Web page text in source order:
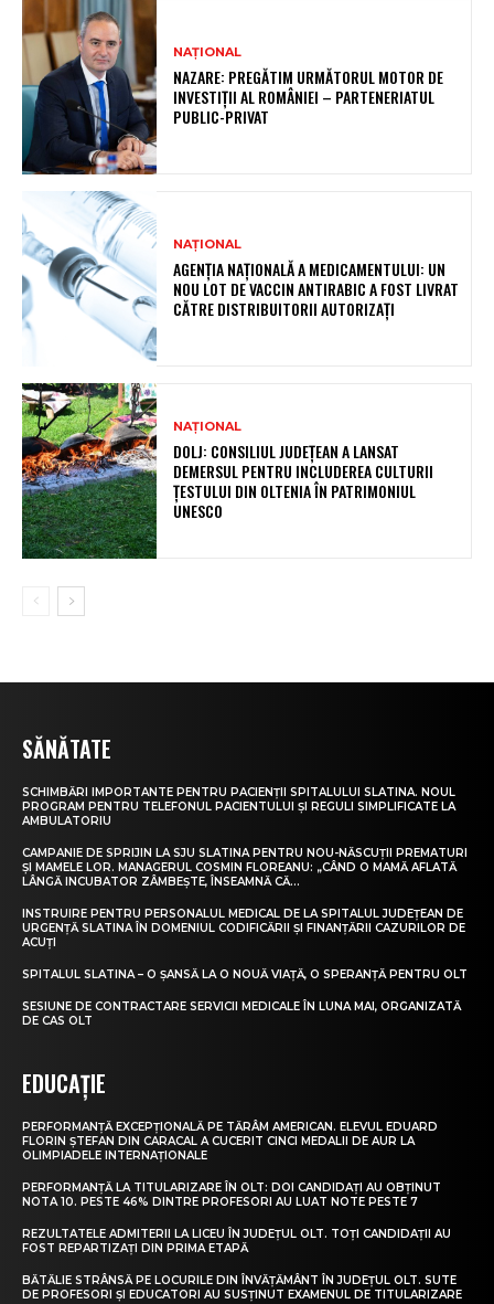
NAȚIONAL
NAZARE: PREGĂTIM URMĂTORUL MOTOR DE
INVESTIȚII AL ROMÂNIEI – PARTENERIATUL
PUBLIC-PRIVAT
NAȚIONAL
AGENȚIA NAȚIONALĂ A MEDICAMENTULUI: UN
NOU LOT DE VACCIN ANTIRABIC A FOST LIVRAT
CĂTRE DISTRIBUITORII AUTORIZAȚI
NAȚIONAL
DOLJ: CONSILIUL JUDEȚEAN A LANSAT
DEMERSUL PENTRU INCLUDEREA CULTURII
ȚESTULUI DIN OLTENIA ÎN PATRIMONIUL
UNESCO
SĂNĂTATE
SCHIMBĂRI IMPORTANTE PENTRU PACIENȚII SPITALULUI SLATINA. NOUL
PROGRAM PENTRU TELEFONUL PACIENTULUI ȘI REGULI SIMPLIFICATE LA
AMBULATORIU
CAMPANIE DE SPRIJIN LA SJU SLATINA PENTRU NOU-NĂSCUȚII PREMATURI
ȘI MAMELE LOR. MANAGERUL COSMIN FLOREANU: „CÂND O MAMĂ AFLATĂ
LÂNGĂ INCUBATOR ZÂMBEȘTE, ÎNSEAMNĂ CĂ...
INSTRUIRE PENTRU PERSONALUL MEDICAL DE LA SPITALUL JUDEȚEAN DE
URGENȚĂ SLATINA ÎN DOMENIUL CODIFICĂRII ȘI FINANȚĂRII CAZURILOR DE
ACUȚI
SPITALUL SLATINA – O ȘANSĂ LA O NOUĂ VIAȚĂ, O SPERANȚĂ PENTRU OLT
SESIUNE DE CONTRACTARE SERVICII MEDICALE ÎN LUNA MAI, ORGANIZATĂ
DE CAS OLT
EDUCAȚIE
PERFORMANȚĂ EXCEPȚIONALĂ PE TĂRÂM AMERICAN. ELEVUL EDUARD
FLORIN ȘTEFAN DIN CARACAL A CUCERIT CINCI MEDALII DE AUR LA
OLIMPIADELE INTERNAȚIONALE
PERFORMANȚĂ LA TITULARIZARE ÎN OLT: DOI CANDIDAȚI AU OBȚINUT
NOTA 10. PESTE 46% DINTRE PROFESORI AU LUAT NOTE PESTE 7
REZULTATELE ADMITERII LA LICEU ÎN JUDEȚUL OLT. TOȚI CANDIDAȚII AU
FOST REPARTIZAȚI DIN PRIMA ETAPĂ
BĂTĂLIE STRÂNSĂ PE LOCURILE DIN ÎNVĂȚĂMÂNT ÎN JUDEȚUL OLT. SUTE
DE PROFESORI ȘI EDUCATORI AU SUSȚINUT EXAMENUL DE TITULARIZARE